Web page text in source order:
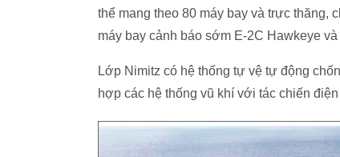
thể mang theo 80 máy bay và trực thăng,
máy bay cảnh báo sớm E-2C Hawkeye
Lớp Nimitz có hệ thống tự vệ tự động
hợp các hệ thống vũ khí với tác chiến